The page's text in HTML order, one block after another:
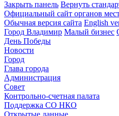
Закрыть панель Вернуть
Официальный сайт органов
Обычная версия сайта English
Город Владимир Малый бизнес
День Победы
Новости
Город
Глава города
Администрация
Совет
Контрольно-счетная палата
Поддержка СО НКО
Открытые данные